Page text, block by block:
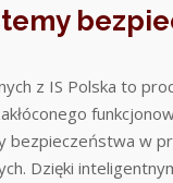
z IS Polska to
w
Dzięki